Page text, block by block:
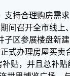
支持合理购房需
间召开全市线
子区参展楼盘新
式办理房屋买卖
贴，并且总补